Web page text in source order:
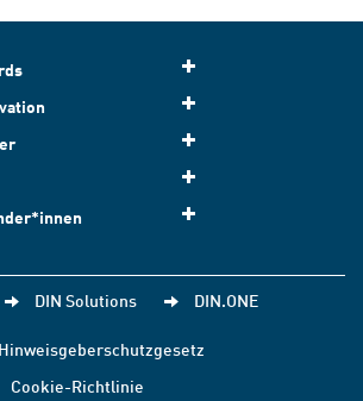
DIN Solutions DIN.ONE
Hinweisgeberschutzgesetz
Cookie-Richtlinie